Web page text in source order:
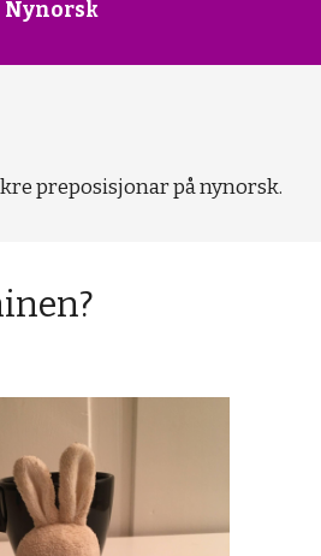
Nynorsk
preposisjonar på nynorsk.